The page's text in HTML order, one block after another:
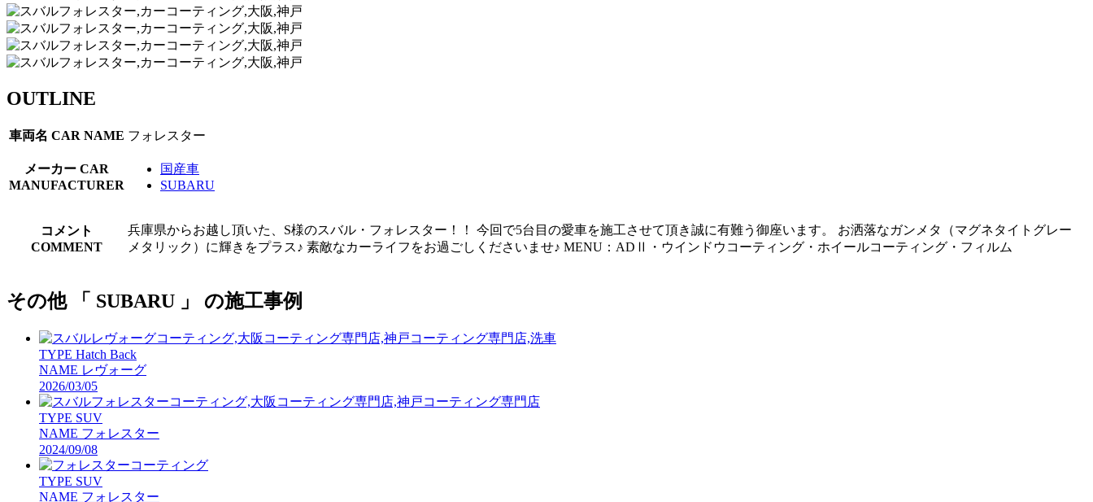
OUTLINE
車両名 CAR NAME フォレスター
メーカー CAR
MANUFACTURER
国産車
SUBARU
コメント
COMMENT
兵庫県からお越し頂いた、S様のスバル・フォレスター！！ 今回で5台目の愛車を施工させて頂き誠に有難う御座います。 お洒落なガンメタ（マグネタイトグレー
メタリック）に輝きをプラス♪ 素敵なカーライフをお過ごしくださいませ♪ MENU：ADⅡ・ウインドウコーティング・ホイールコーティング・フィルム
その他 「 SUBARU 」 の施工事例
TYPE Hatch Back
NAME レヴォーグ
2026/03/05
TYPE SUV
NAME フォレスター
2024/09/08
TYPE SUV
NAME フォレスター